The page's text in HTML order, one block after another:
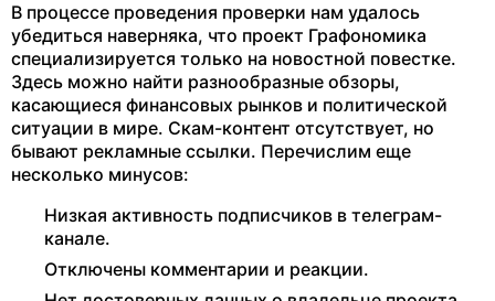
В процессе проведения проверки нам удалось
убедиться наверняка, что проект Графономика
специализируется только на новостной повестке.
Здесь можно найти разнообразные обзоры,
касающиеся финансовых рынков и политической
ситуации в мире. Скам-контент отсутствует, но
бывают рекламные ссылки. Перечислим еще
несколько минусов:
Низкая активность подписчиков в телеграм-
канале.
Отключены комментарии и реакции.